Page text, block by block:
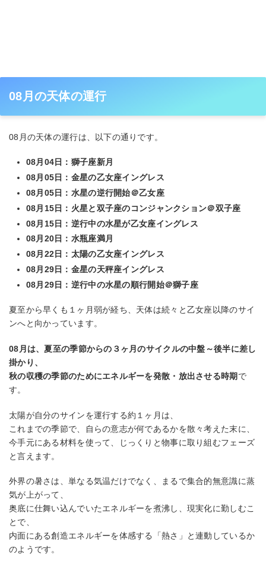
08月の天体の運行
08月の天体の運行は、以下の通りです。
08月04日：獅子座新月
08月05日：金星の乙女座イングレス
08月05日：水星の逆行開始＠乙女座
08月15日：火星と双子座のコンジャンクション＠双子座
08月15日：逆行中の水星が乙女座イングレス
08月20日：水瓶座満月
08月22日：太陽の乙女座イングレス
08月29日：金星の天秤座イングレス
08月29日：逆行中の水星の順行開始＠獅子座
夏至から早くも１ヶ月弱が経ち、天体は続々と乙女座以降のサイ
ンへと向かっています。
08月は、夏至の季節からの３ヶ月のサイクルの中盤～後半に差し
掛かり、
秋の収穫の季節のためにエネルギーを発散・放出させる時期 で
す。
太陽が自分のサインを運行する約１ヶ月は、
これまでの季節で、自らの意志が何であるかを散々考えた末に、
今手元にある材料を使って、じっくりと物事に取り組むフェーズ
と言えます。
外界の暑さは、単なる気温だけでなく、まるで集合的無意識に蒸
気が上がって、
奥底に仕舞い込んでいたエネルギーを煮沸し、現実化に勤しむこ
とで、
内面にある創造エネルギーを体感する「熱さ」と連動しているか
のようです。